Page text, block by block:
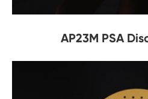
AP23M PSA